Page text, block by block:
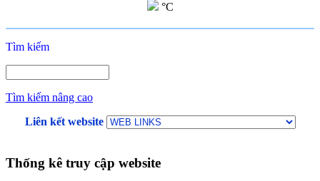
°C
Tìm kiếm
Tìm kiếm nâng cao
Liên kết website
Thống kê truy cập website